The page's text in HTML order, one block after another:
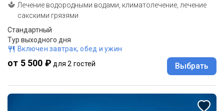
Лечение водородными водами, климатолечение, лечение
сакскими грязями
Стандартный
Тур выходного дня
Включен завтрак, обед и ужин
от 5 500 ₽ для 2 гостей Выбрать